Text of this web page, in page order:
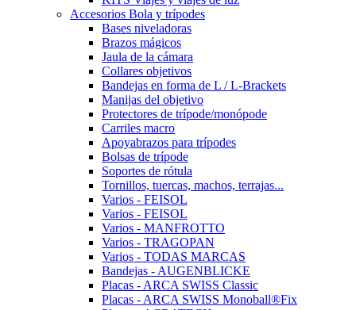
Accesorios Bola y trípodes
Bases niveladoras
Brazos mágicos
Jaula de la cámara
Collares objetivos
Bandejas en forma de L / L-Brackets
Manijas del objetivo
Protectores de trípode/monópode
Carriles macro
Apoyabrazos para trípodes
Bolsas de trípode
Soportes de rótula
Tornillos, tuercas, machos, terrajas...
Varios - FEISOL
Varios - FEISOL
Varios - MANFROTTO
Varios - TRAGOPAN
Varios - TODAS MARCAS
Bandejas - AUGENBLICKE
Placas - ARCA SWISS Classic
Placas - ARCA SWISS Monoball®Fix